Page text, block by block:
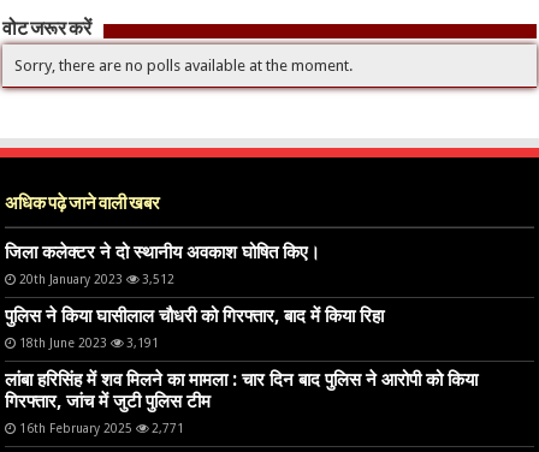
वोट जरूर करें
Sorry, there are no polls available at the moment.
अधिक पढ़े जाने वाली खबर
जिला कलेक्टर ने दो स्थानीय अवकाश घोषित किए।
20th January 2023 3,512
पुलिस ने किया घासीलाल चौधरी को गिरफ्तार, बाद में किया रिहा
18th June 2023 3,191
लांबा हरिसिंह में शव मिलने का मामला : चार दिन बाद पुलिस ने आरोपी को किया
गिरफ्तार, जांच में जुटी पुलिस टीम
16th February 2025 2,771